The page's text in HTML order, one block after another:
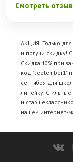
Смотреть
АКЦИЯ! Только для
и получи скидку!
Скидка 10% при
код "september1"
сентября для
линейку.
и
нашем интернет-